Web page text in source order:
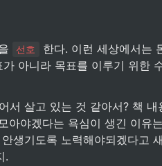
선호
한다. 이런 세상에서는
아니라 목표를 이루기 위한
아야겠다는 욕심이 생긴 이유
생기도록 노력해야되겠다고
.